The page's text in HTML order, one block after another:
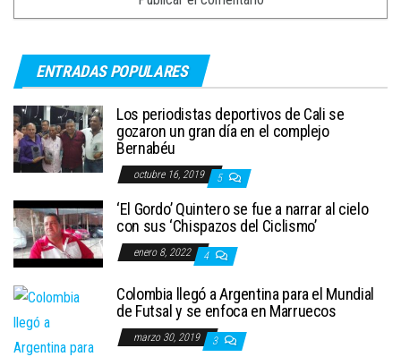
ENTRADAS POPULARES
Los periodistas deportivos de Cali se
gozaron un gran día en el complejo
Bernabéu
octubre 16, 2019 5
‘El Gordo’ Quintero se fue a narrar al cielo
con sus ‘Chispazos del Ciclismo’
enero 8, 2022 4
Colombia llegó a Argentina para el Mundial
de Futsal y se enfoca en Marruecos
marzo 30, 2019 3